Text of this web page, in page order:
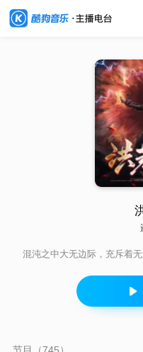
混沌之中大无边际，充斥着
时候在混沌世界之中响起一
沌世界。使得无边混沌之气
无边的混沌之中。 “咻”
涡快速涌入。 随着混沌之